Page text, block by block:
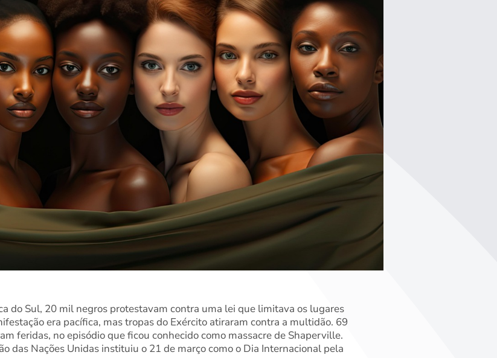
do Sul, 20 mil negros protestavam contra uma lei que limitava os lugares
era pacífica, mas tropas do Exército atiraram contra a multidão. 69
feridas, no episódio que ficou conhecido como massacre de Shaperville.
das Nações Unidas instituiu o 21 de março como o Dia Internacional pela